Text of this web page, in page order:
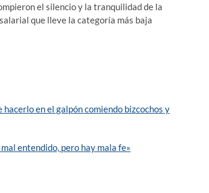
el silencio y la tranquilidad de la
que lleve la categoría más baja
en el galpón comiendo bizcochos y
entendido, pero hay mala fe»